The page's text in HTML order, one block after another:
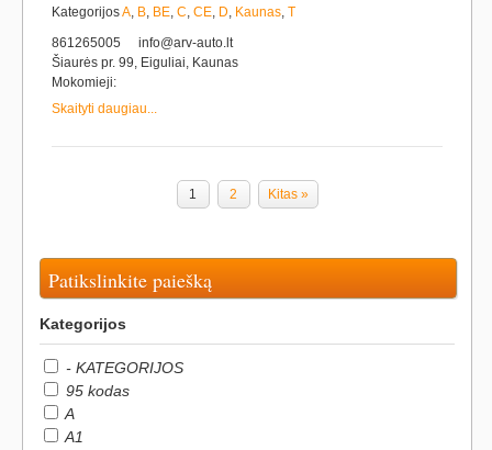
KategorijosA, B, BE, C, CE, D, Kaunas, T
861265005
info@arv-auto.lt
Šiaurės pr. 99, Eiguliai, Kaunas
Mokomieji:
Skaityti daugiau...
1 2 Kitas »
Patikslinkite paiešką
Kategorijos
- KATEGORIJOS
95 kodas
A
A1